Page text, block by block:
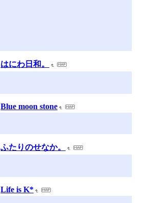
はにわ日和。
Blue moon stone
ふたりのせなか。
Life is K*